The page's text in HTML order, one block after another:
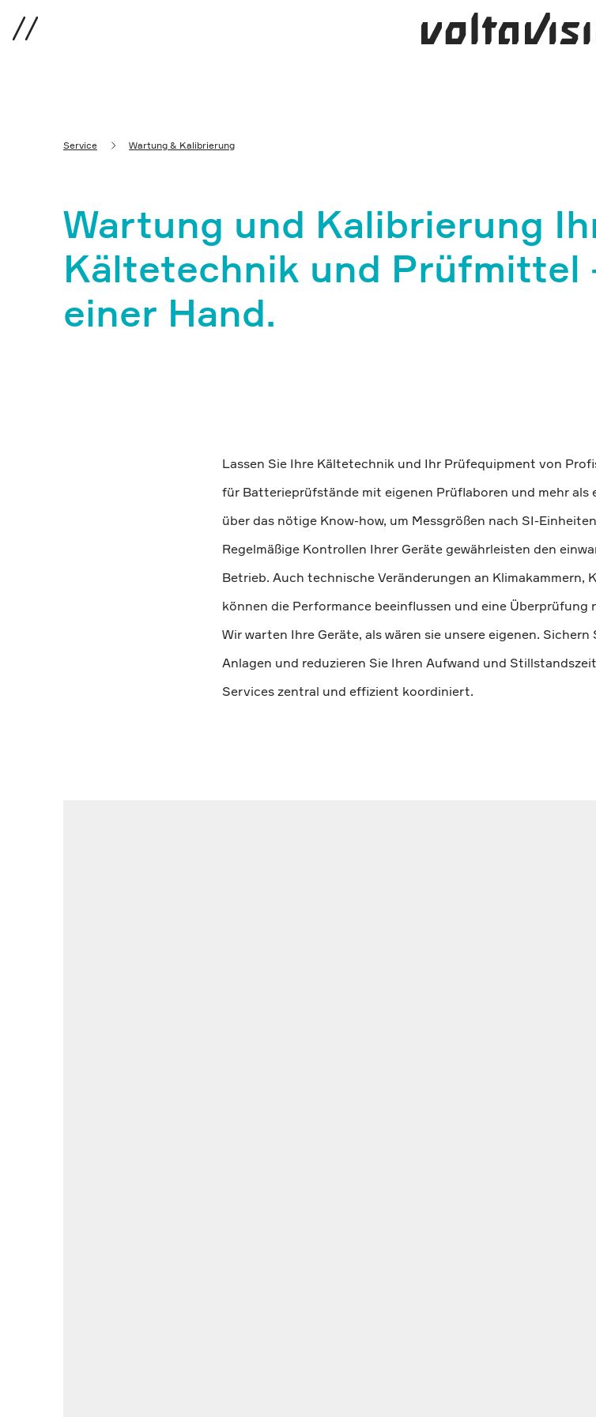
Menü
Service Wartung & Kalibrierung
Wartung und Kalibrierung
Kältetechnik und Prüfmittel
einer Hand.
Lassen Sie Ihre Kältetechnik und Ihr Prüfequipment von
für Batterieprüfstände mit eigenen Prüflaboren und mehr als
über das nötige Know-how, um Messgrößen nach SI-
Regelmäßige Kontrollen Ihrer Geräte gewährleisten den
Betrieb. Auch technische Veränderungen an Klimakammern,
können die Performance beeinflussen und eine Überprüfung
Wir warten Ihre Geräte, als wären sie unsere eigenen.
Anlagen und reduzieren Sie Ihren Aufwand und
Services zentral und effizient koordiniert.